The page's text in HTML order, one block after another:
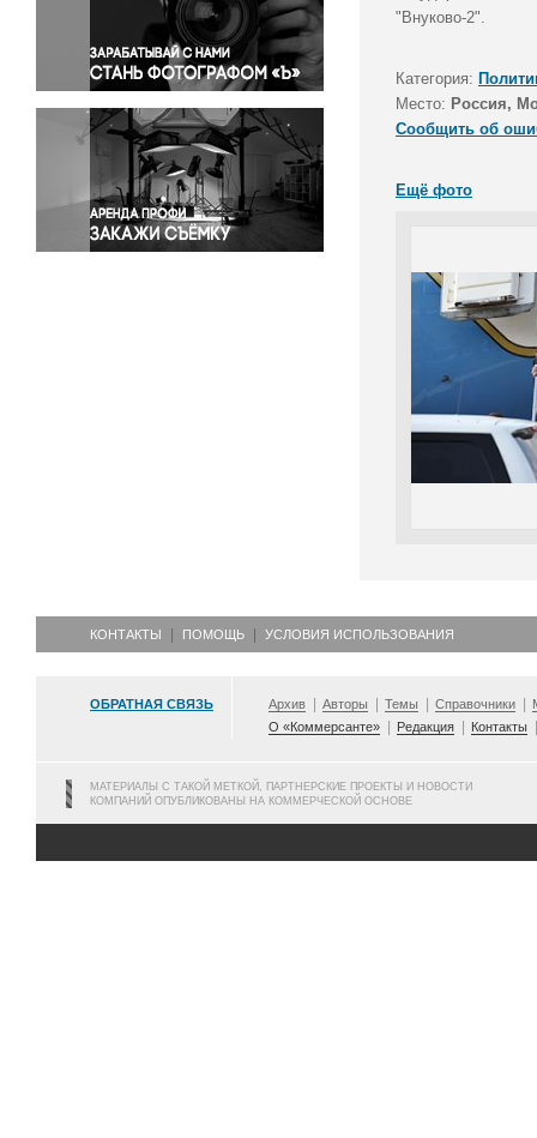
Правосудие
Происшествия и конфликты
Религия
Светская жизнь
Спорт
Экология
Экономика и бизнес
"Внуково-2".
Категория:
Место: Россия,
Сообщить об
Ещё фото
КОНТАКТЫ ПОМОЩЬ УСЛОВИЯ ИСПОЛЬЗОВАНИЯ
ОБРАТНАЯ СВЯЗЬ Архив Авторы Темы Справочники
О «Коммерсанте»
Редакция Контакты
МАТЕРИАЛЫ С ТАКОЙ МЕТКОЙ, ПАРТНЕРСКИЕ ПРОЕКТЫ И НОВОСТИ
КОМПАНИЙ ОПУБЛИКОВАНЫ НА КОММЕРЧЕСКОЙ ОСНОВЕ